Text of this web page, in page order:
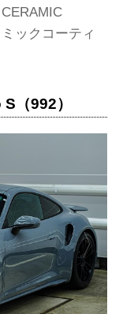
ックコーティ
（992）